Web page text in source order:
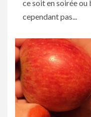
ce soit en soirée ou
cependant pas...